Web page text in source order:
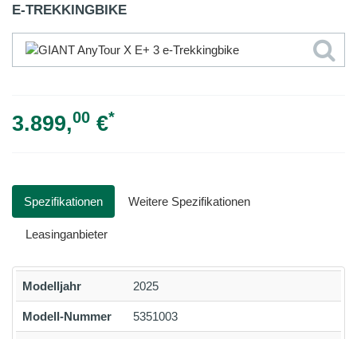
E-TREKKINGBIKE
3.899,00 €*
Spezifikationen Weitere Spezifikationen
Leasinganbieter
Modelljahr 2025
Modell-Nummer 5351003